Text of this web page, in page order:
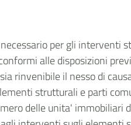
per gli
alle disposizioni
rinvenibile il nesso di
strutturali e parti
delle unita'